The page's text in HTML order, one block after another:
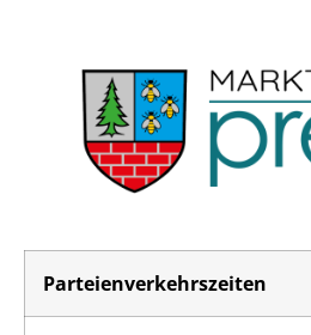
Parteienverkehrszeiten